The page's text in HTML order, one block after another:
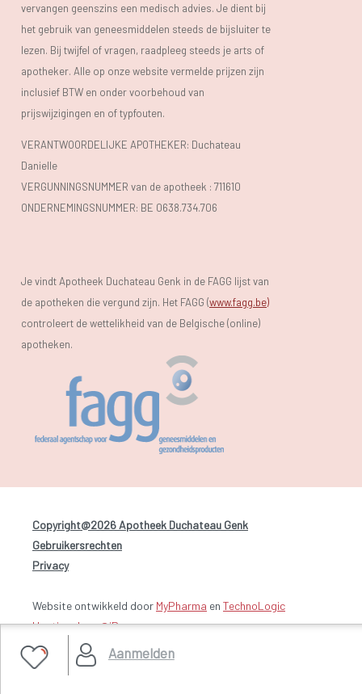
Aanmelden
vervangen geenszins een medisch advies. Je dient bij
het gebruik van geneesmiddelen steeds de bijsluiter te
lezen. Bij twijfel of vragen, raadpleeg steeds je arts of
apotheker. Alle op onze website vermelde prijzen zijn
inclusief BTW en onder voorbehoud van
prijswijzigingen en of typfouten.
VERANTWOORDELIJKE APOTHEKER: Duchateau
Danielle
VERGUNNINGSNUMMER van de apotheek : 711610
ONDERNEMINGSNUMMER: BE 0638.734.706
Je vindt Apotheek Duchateau Genk in de FAGG lijst van
de apotheken die vergund zijn. Het FAGG (www.fagg.be)
controleert de wettelikheid van de Belgische (online)
apotheken.
Copyright@2026 Apotheek Duchateau Genk
Gebruikersrechten
Privacy
Website ontwikkeld door MyPharma en TechnoLogic
Hosting door @iPower